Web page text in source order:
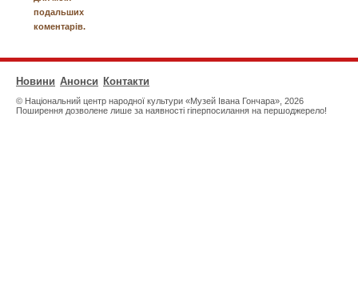
подальших
коментарів.
© Національний центр народної культури «Музей Івана Гончара», 2026
Поширення дозволене лише за наявності гіперпосилання на першоджерело!
Новини Анонси Контакти